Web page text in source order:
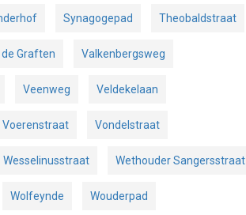
Synagogepad Theobaldstraat
Graften Valkenbergsweg
Veenweg Veldekelaan
Voerenstraat Vondelstraat
Wesselinusstraat Wethouder Sangersstraat
Wolfeynde Wouderpad